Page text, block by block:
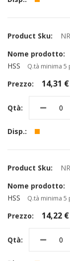
HSS
Q.tà minima 5
14,31 €
HSS
Q.tà minima 5
14,22 €